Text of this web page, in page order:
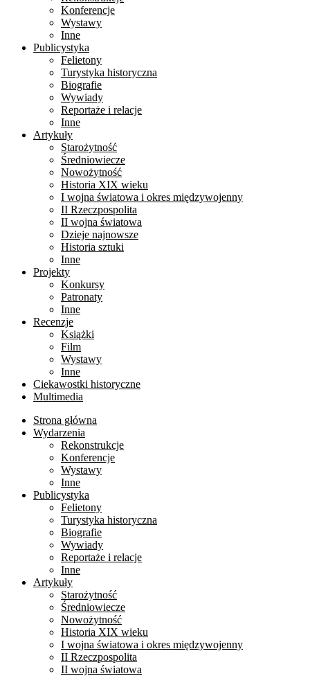
Konferencje
Wystawy
Inne
Publicystyka
Felietony
Turystyka historyczna
Biografie
Wywiady
Reportaże i relacje
Inne
Artykuły
Starożytność
Średniowiecze
Nowożytność
Historia XIX wieku
I wojna światowa i okres międzywojenny
II Rzeczpospolita
II wojna światowa
Dzieje najnowsze
Historia sztuki
Inne
Projekty
Konkursy
Patronaty
Inne
Recenzje
Książki
Film
Wystawy
Inne
Ciekawostki historyczne
Multimedia
Strona główna
Wydarzenia
Rekonstrukcje
Konferencje
Wystawy
Inne
Publicystyka
Felietony
Turystyka historyczna
Biografie
Wywiady
Reportaże i relacje
Inne
Artykuły
Starożytność
Średniowiecze
Nowożytność
Historia XIX wieku
I wojna światowa i okres międzywojenny
II Rzeczpospolita
II wojna światowa